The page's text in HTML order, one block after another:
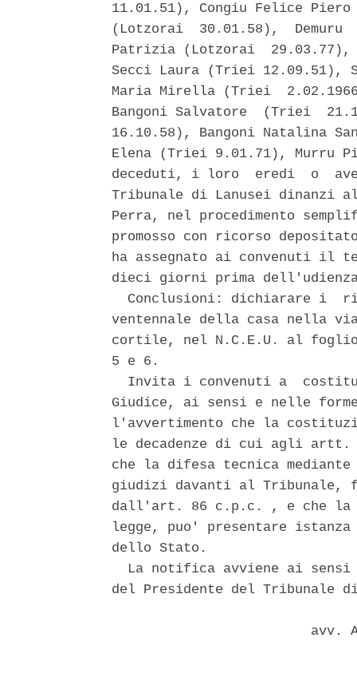
11.01.51), Congiu Felice
(Lotzorai  30.01.58),  Demuru
Patrizia (Lotzorai  29.03.77),
Secci Laura (Triei 12.09.51),
Maria Mirella (Triei
Bangoni Salvatore  (Triei
16.10.58), Bangoni Natalina
Elena (Triei 9.01.71), Murru
deceduti, i loro  eredi  o
Tribunale di Lanusei dinanzi
Perra, nel procedimento
promosso con ricorso
ha assegnato ai convenuti il
dieci giorni prima
Conclusioni: dichiarare i
ventennale della casa nella
cortile, nel N.C.E.U. al
5 e 6.
Invita i convenuti a
Giudice, ai sensi e nelle
l'avvertimento che la
le decadenze di cui agli
che la difesa tecnica
giudizi davanti al
dall'art. 86 c.p.c. , e che la
legge, puo' presentare
dello Stato.
La notifica avviene ai
del Presidente del Tribunale
avv.